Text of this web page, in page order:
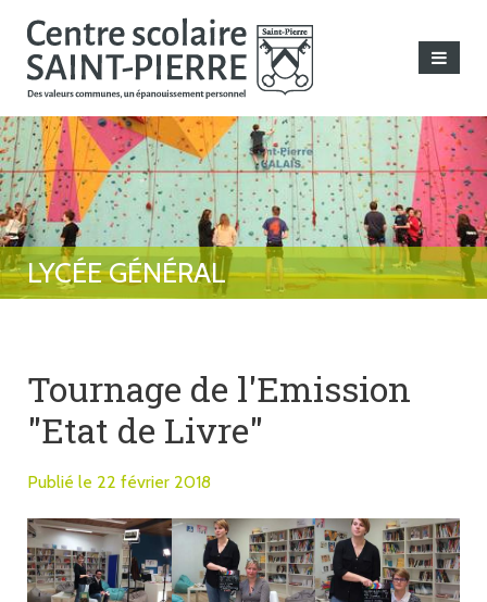
Tournage de l'Emission
"Etat de Livre"
Publié le 22 février 2018